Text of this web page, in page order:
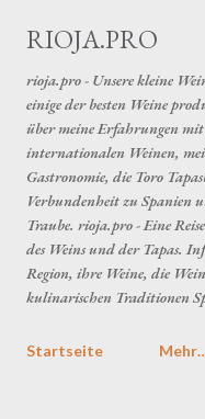
RIOJA.PRO
rioja.pro - Unsere kleine
einige der besten Weine
über meine Erfahrungen
internationalen Weinen,
Gastronomie, die Toro
Verbundenheit zu Spanien
Traube. rioja.pro - Eine
des Weins und der Tapas.
Region, ihre Weine, die
kulinarischen Traditionen
Startseite